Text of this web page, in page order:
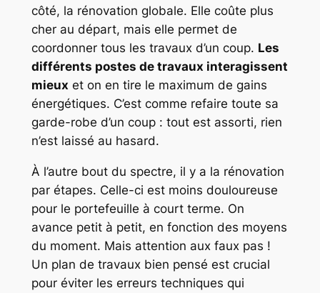
côté, la rénovation globale. Elle coûte plus
cher au départ, mais elle permet de
coordonner tous les travaux d’un coup. Les
différents postes de travaux interagissent
mieux et on en tire le maximum de gains
énergétiques. C’est comme refaire toute sa
garde-robe d’un coup : tout est assorti, rien
n’est laissé au hasard.
À l’autre bout du spectre, il y a la rénovation
par étapes. Celle-ci est moins douloureuse
pour le portefeuille à court terme. On
avance petit à petit, en fonction des moyens
du moment. Mais attention aux faux pas !
Un plan de travaux bien pensé est crucial
pour éviter les erreurs techniques qui